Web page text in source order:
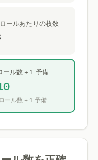
ールあたりの枚数
ール数 + 1 予備
ロール数 + 1 予備